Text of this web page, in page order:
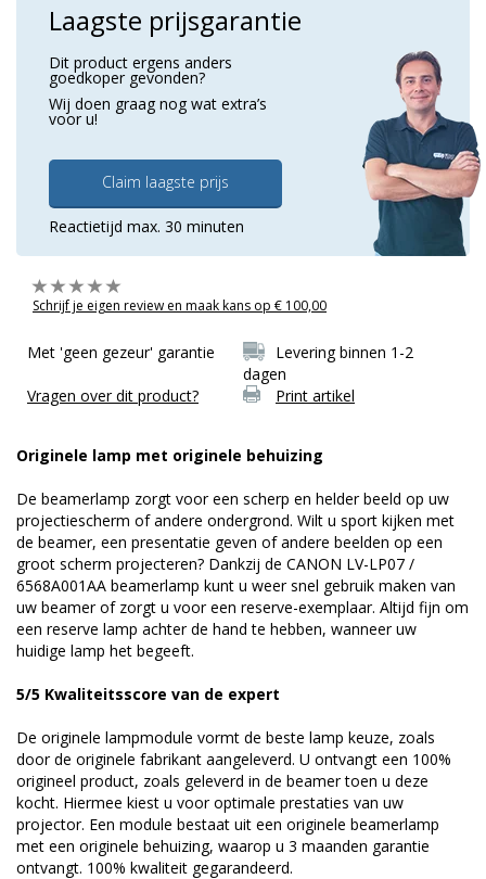
Laagste prijsgarantie
Dit product ergens anders
goedkoper gevonden?
Wij doen graag nog wat extra’s
voor u!
Claim laagste prijs
Reactietijd max. 30 minuten
Schrijf je eigen review en maak kans op € 100,00
Met 'geen gezeur' garantie
Levering binnen 1-2
dagen
Vragen over dit product?
Print artikel
Originele lamp met originele behuizing
De beamerlamp zorgt voor een scherp en helder beeld op uw
projectiescherm of andere ondergrond. Wilt u sport kijken met
de beamer, een presentatie geven of andere beelden op een
groot scherm projecteren? Dankzij de CANON LV-LP07 /
6568A001AA beamerlamp kunt u weer snel gebruik maken van
uw beamer of zorgt u voor een reserve-exemplaar. Altijd fijn om
een reserve lamp achter de hand te hebben, wanneer uw
huidige lamp het begeeft.
5/5 Kwaliteitsscore van de expert
De originele lampmodule vormt de beste lamp keuze, zoals
door de originele fabrikant aangeleverd. U ontvangt een 100%
origineel product, zoals geleverd in de beamer toen u deze
kocht. Hiermee kiest u voor optimale prestaties van uw
projector. Een module bestaat uit een originele beamerlamp
met een originele behuizing, waarop u 3 maanden garantie
ontvangt. 100% kwaliteit gegarandeerd.